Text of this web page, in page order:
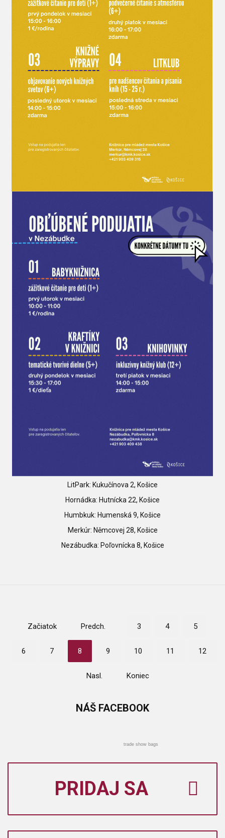
LitPark: Kukučínova 2, Košice
Hornádka: Hutnícka 22, Košice
Humbkuk: Humenská 9, Košice
Merkúr: Němcovej 28, Košice
Nezábudka: Poľovnícka 8, Košice
Začiatok Predch. 3 4 5
6 7 8 9 10 11 12
Nasl. Koniec
NÁŠ FACEBOOK
trade show bags
PRIDAJ SA